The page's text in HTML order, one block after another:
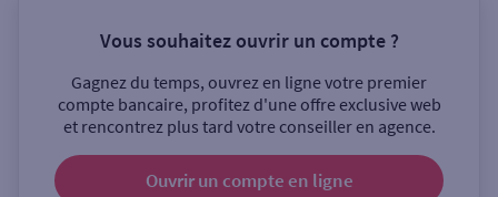
Sélectionnez votre recherche
Ouverte le samedi
Vous souhaitez ouvrir un compte ?
Gagnez du temps, ouvrez en ligne votre premier
compte bancaire, profitez d'une offre exclusive web
et rencontrez plus tard votre conseiller en agence.
Ouvrir un compte en ligne